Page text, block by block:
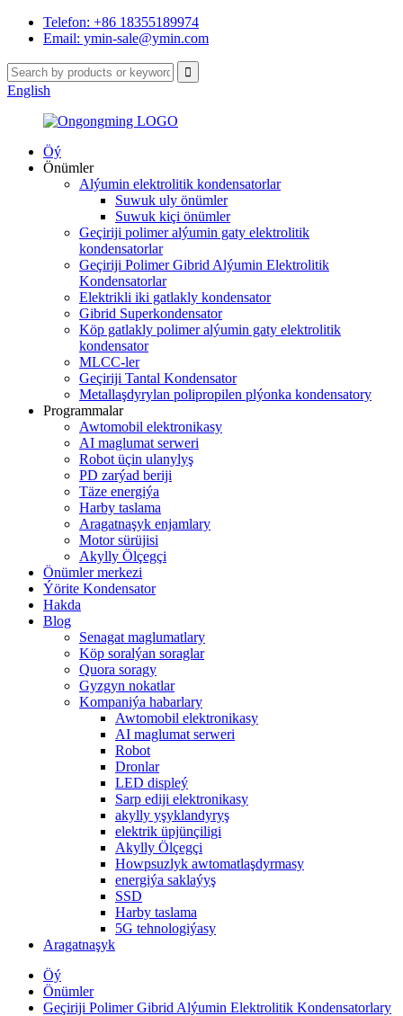
Telefon: +86 18355189974
Email: ymin-sale@ymin.com
English
Öý
Önümler
Alýumin elektrolitik kondensatorlar
Suwuk uly önümler
Suwuk kiçi önümler
Geçiriji polimer alýumin gaty elektrolitik
kondensatorlar
Geçiriji Polimer Gibrid Alýumin Elektrolitik
Kondensatorlar
Elektrikli iki gatlakly kondensator
Gibrid Superkondensator
Köp gatlakly polimer alýumin gaty elektrolitik
kondensator
MLCC-ler
Geçiriji Tantal Kondensator
Metallaşdyrylan polipropilen plýonka kondensatory
Programmalar
Awtomobil elektronikasy
AI maglumat serweri
Robot üçin ulanylyş
PD zarýad beriji
Täze energiýa
Harby taslama
Aragatnaşyk enjamlary
Motor sürüjisi
Akylly Ölçegçi
Önümler merkezi
Ýörite Kondensator
Hakda
Blog
Senagat maglumatlary
Köp soralýan soraglar
Quora soragy
Gyzgyn nokatlar
Kompaniýa habarlary
Awtomobil elektronikasy
AI maglumat serweri
Robot
Dronlar
LED displeý
Sarp ediji elektronikasy
akylly yşyklandyryş
elektrik üpjünçiligi
Akylly Ölçegçi
Howpsuzlyk awtomatlaşdyrmasy
energiýa saklaýyş
SSD
Harby taslama
5G tehnologiýasy
Aragatnaşyk
Öý
Önümler
Geçiriji Polimer Gibrid Alýumin Elektrolitik Kondensatorlary